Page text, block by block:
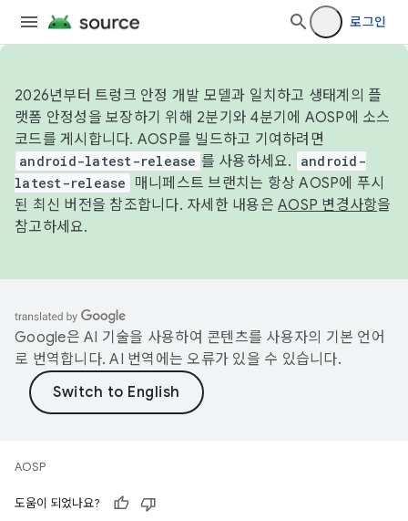
로그인
2026년부터 트렁크 안정 개발 모델과 일치하고 생태계의 플
랫폼 안정성을 보장하기 위해 2분기와 4분기에 AOSP에 소스
코드를 게시합니다. AOSP를 빌드하고 기여하려면
android-latest-release 를 사용하세요.
android-
latest-release
매니페스트 브랜치는 항상 AOSP에 푸시
된 최신 버전을 참조합니다. 자세한 내용은 AOSP 변경사항을
참고하세요.
Google은 AI 기술을 사용하여 콘텐츠를 사용자의 기본 언어
로 번역합니다. AI 번역에는 오류가 있을 수 있습니다.
AOSP
도움이 되었나요?